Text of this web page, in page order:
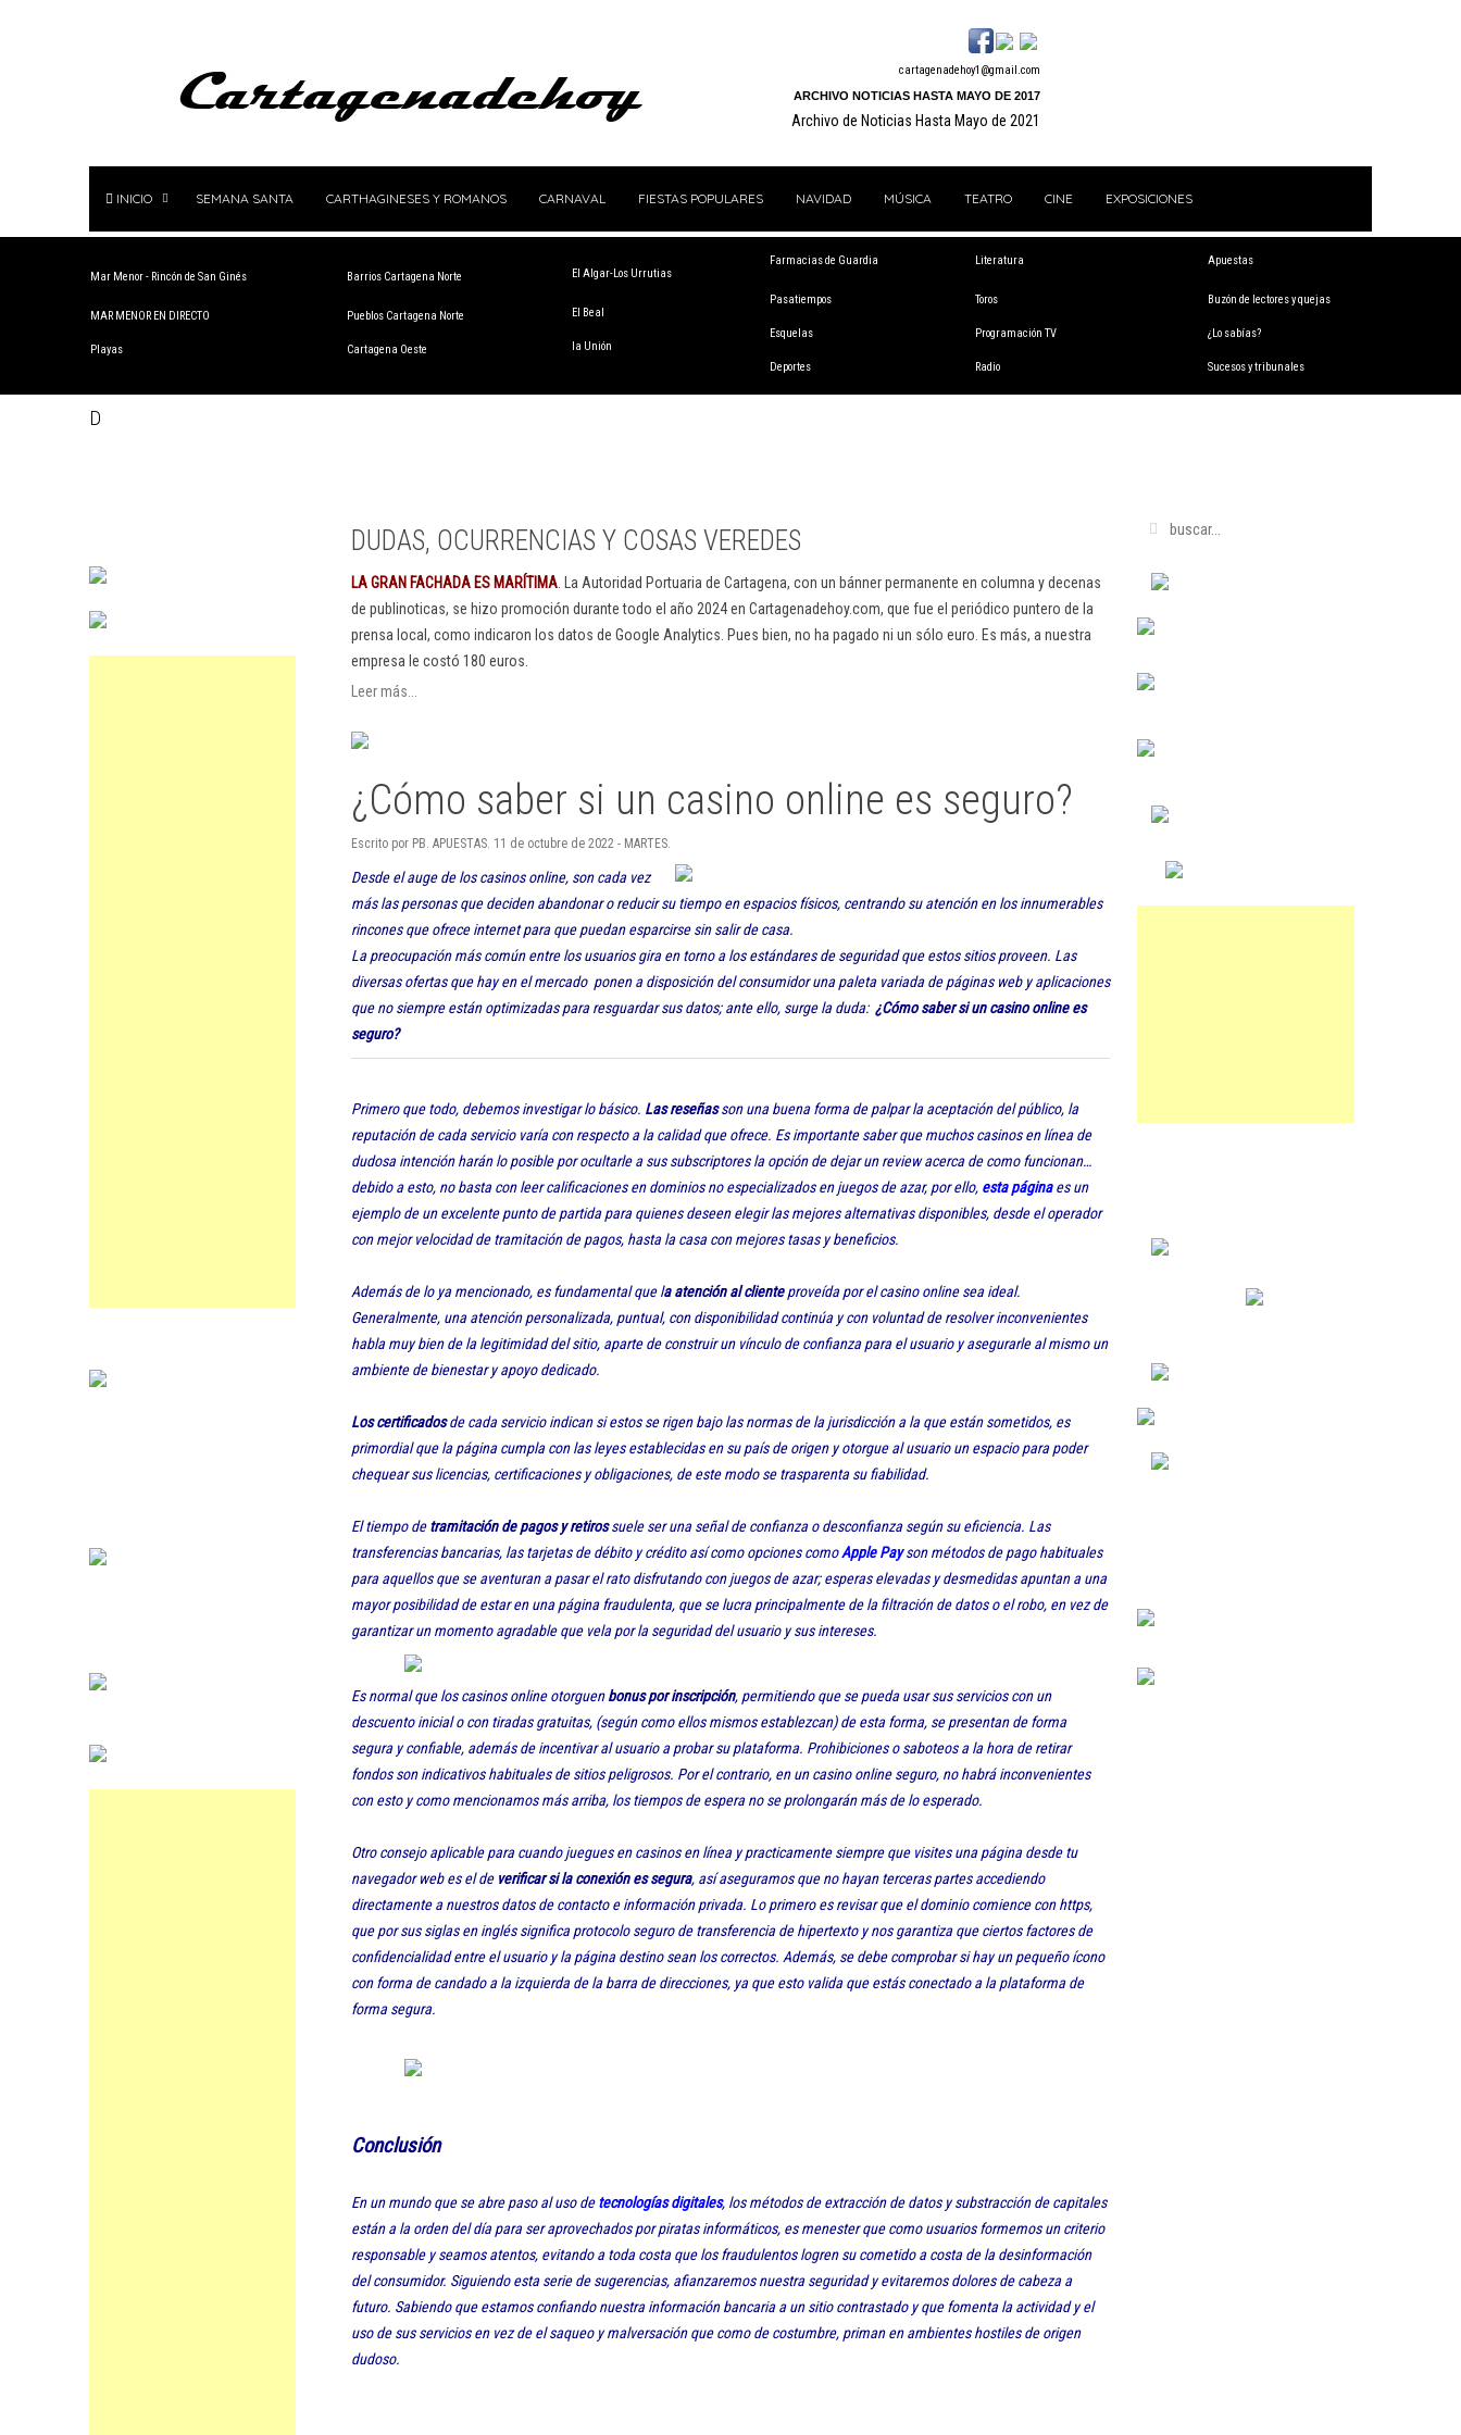
cartagenadehoy1@gmail.com
ARCHIVO NOTICIAS HASTA MAYO DE 2017
Archivo de Noticias Hasta Mayo de 2021
INICIO SEMANA SANTA CARTHAGINESES Y ROMANOS CARNAVAL FIESTAS POPULARES NAVIDAD MÚSICA TEATRO CINE EXPOSICIONES
Mar Menor - Rincón de San Ginés
MAR MENOR EN DIRECTO
Playas
Barrios Cartagena Norte
Pueblos Cartagena Norte
Cartagena Oeste
El Algar-Los Urrutias
El Beal
la Unión
Farmacias de Guardia
Pasatiempos
Esquelas
Deportes
Literatura
Toros
Programación TV
Radio
Apuestas
Buzón de lectores y quejas
¿Lo sabías?
Sucesos y tribunales
D
DUDAS, OCURRENCIAS Y COSAS VEREDES
LA GRAN FACHADA ES MARÍTIMA . La Autoridad Portuaria de Cartagena, con un bánner permanente en columna y decenas
de publinoticas, se hizo promoción durante todo el año 2024 en Cartagenadehoy.com, que fue el periódico puntero de la
prensa local, como indicaron los datos de Google Analytics. Pues bien, no ha pagado ni un sólo euro. Es más, a nuestra
empresa le costó 180 euros.
Leer más...
¿Cómo saber si un casino online es seguro?
Escrito por PB. APUESTAS. 11 de octubre de 2022 - MARTES.
Desde el auge de los casinos online, son cada vez
más las personas que deciden abandonar o reducir su tiempo en espacios físicos, centrando su atención en los innumerables
rincones que ofrece internet para que puedan esparcirse sin salir de casa.
La preocupación más común entre los usuarios gira en torno a los estándares de seguridad que estos sitios proveen. Las
diversas ofertas que hay en el mercado ponen a disposición del consumidor una paleta variada de páginas web y aplicaciones
que no siempre están optimizadas para resguardar sus datos; ante ello, surge la duda: ¿Cómo saber si un casino online es
seguro?
Primero que todo, debemos investigar lo básico. Las reseñasson una buena forma de palpar la aceptación del público, la
reputación de cada servicio varía con respecto a la calidad que ofrece. Es importante saber que muchos casinos en línea de
dudosa intención harán lo posible por ocultarle a sus subscriptores la opción de dejar un review acerca de como funcionan…
debido a esto, no basta con leer calificaciones en dominios no especializados en juegos de azar, por ello, esta páginaes un
ejemplo de un excelente punto de partida para quienes deseen elegir las mejores alternativas disponibles, desde el operador
con mejor velocidad de tramitación de pagos, hasta la casa con mejores tasas y beneficios.
Además de lo ya mencionado, es fundamental que la atención al clienteproveída por el casino online sea ideal.
Generalmente, una atención personalizada, puntual, con disponibilidad continúa y con voluntad de resolver inconvenientes
habla muy bien de la legitimidad del sitio, aparte de construir un vínculo de confianza para el usuario y asegurarle al mismo un
ambiente de bienestar y apoyo dedicado.
Los certificadosde cada servicio indican si estos se rigen bajo las normas de la jurisdicción a la que están sometidos, es
primordial que la página cumpla con las leyes establecidas en su país de origen y otorgue al usuario un espacio para poder
chequear sus licencias, certificaciones y obligaciones, de este modo se trasparenta su fiabilidad.
El tiempo detramitación de pagos y retirossuele ser una señal de confianza o desconfianza según su eficiencia. Las
transferencias bancarias, las tarjetas de débito y crédito así como opciones comoApple Pay son métodos de pago habituales
para aquellos que se aventuran a pasar el rato disfrutando con juegos de azar; esperas elevadas y desmedidas apuntan a una
mayor posibilidad de estar en una página fraudulenta, que se lucra principalmente de la filtración de datos o el robo, en vez de
garantizar un momento agradable que vela por la seguridad del usuario y sus intereses.
Es normal que los casinos online otorguenbonus por inscripción, permitiendo que se pueda usar sus servicios con un
descuento inicial o con tiradas gratuitas, (según como ellos mismos establezcan) de esta forma, se presentan de forma
segura y confiable, además de incentivar al usuario a probar su plataforma. Prohibiciones o saboteos a la hora de retirar
fondos son indicativos habituales de sitios peligrosos. Por el contrario, en un casino online seguro, no habrá inconvenientes
con esto y como mencionamos más arriba, los tiempos de espera no se prolongarán más de lo esperado.
Otro consejo aplicable para cuando juegues en casinos en línea y practicamente siempre que visites una página desde tu
navegador web es el de verificar si la conexión es segura, así aseguramos que no hayan terceras partes accediendo
directamente a nuestros datos de contacto e información privada. Lo primero es revisar que el dominio comience con https,
que por sus siglas en inglés significa protocolo seguro de transferencia de hipertexto y nos garantiza que ciertos factores de
confidencialidad entre el usuario y la página destino sean los correctos. Además, se debe comprobar si hay un pequeño ícono
con forma de candado a la izquierda de la barra de direcciones, ya que esto valida que estás conectado a la plataforma de
forma segura.
Conclusión
En un mundo que se abre paso al uso detecnologías digitales, los métodos de extracción de datos y substracción de capitales
están a la orden del día para ser aprovechados por piratas informáticos, es menester que como usuarios formemos un criterio
responsable y seamos atentos, evitando a toda costa que los fraudulentos logren su cometido a costa de la desinformación
del consumidor. Siguiendo esta serie de sugerencias, afianzaremos nuestra seguridad y evitaremos dolores de cabeza a
futuro. Sabiendo que estamos confiando nuestra información bancaria a un sitio contrastado y que fomenta la actividad y el
uso de sus servicios en vez de el saqueo y malversación que como de costumbre, priman en ambientes hostiles de origen
dudoso.